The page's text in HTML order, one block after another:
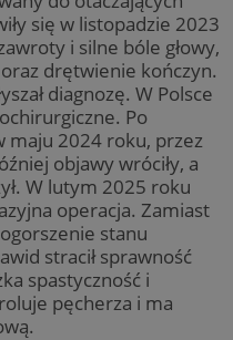
się w listopadzie 2023
i silne bóle głowy,
drętwienie kończyn.
diagnozę. W Polsce
Po
maju 2024 roku, przez
objawy wróciły, a
W lutym 2025 roku
operacja. Zamiast
stanu
stracił sprawność
spastyczność i
pęcherza i ma